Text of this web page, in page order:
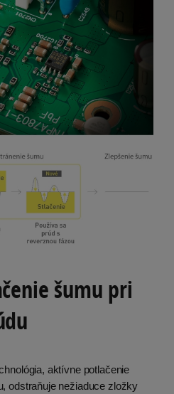
šumu pri
aktívne potlačenie
odstraňuje nežiaduce zložky